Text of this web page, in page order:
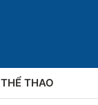
THỂ THAO